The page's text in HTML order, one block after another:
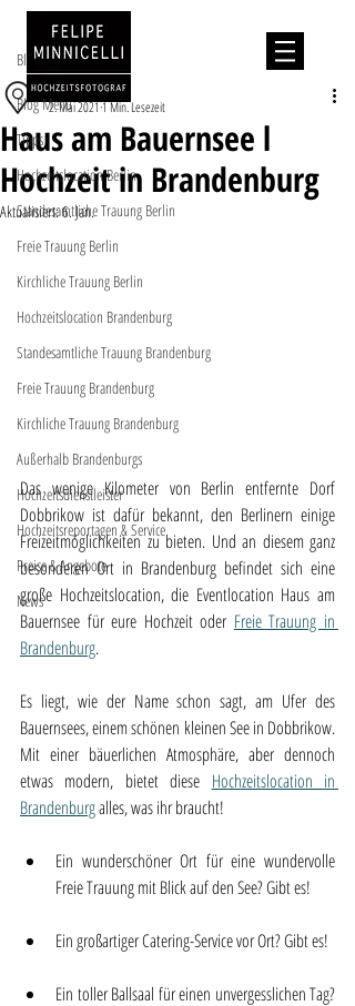
Beitrag
Blog Menu
Tipps
Hochzeitslocation Berlin
Standesamtliche Trauung Berlin
Freie Trauung Berlin
Kirchliche Trauung Berlin
Hochzeitslocation Brandenburg
Standesamtliche Trauung Brandenburg
Freie Trauung Brandenburg
Kirchliche Trauung Brandenburg
Außerhalb Brandenburgs
Hochzeitsdienstleister
Hochzeitsreportagen & Service
Preise & Angebote
News
Blog Menu
Haus am Bauernsee l
Hochzeit in Brandenburg
Hochzeitslocation
2. Mai 20211 Min. Lesezeit
Aktualisiert:6. Jan.
Das wenige Kilometer von Berlin entfernte Dorf
Dobbrikow ist dafür bekannt, den Berlinern einige
Freizeitmöglichkeiten zu bieten. Und an diesem ganz
besonderen Ort in Brandenburg befindet sich eine
große Hochzeitslocation, die Eventlocation Haus am
Bauernsee für eure Hochzeit oder Freie Trauung in
Brandenburg.
Es liegt, wie der Name schon sagt, am Ufer des
Bauernsees, einem schönen kleinen See in Dobbrikow.
Mit einer bäuerlichen Atmosphäre, aber dennoch
etwas modern, bietet diese Hochzeitslocation in
Brandenburg alles, was ihr braucht!
Ein wunderschöner Ort für eine wundervolle
Freie Trauung mit Blick auf den See? Gibt es!
Ein großartiger Catering-Service vor Ort? Gibt es!
Ein toller Ballsaal für einen unvergesslichen Tag?